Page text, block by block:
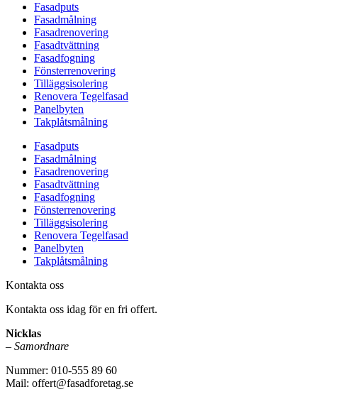
Fasadputs
Fasadmålning
Fasadrenovering
Fasadtvättning
Fasadfogning
Fönsterrenovering
Tilläggsisolering
Renovera Tegelfasad
Panelbyten
Takplåtsmålning
Fasadputs
Fasadmålning
Fasadrenovering
Fasadtvättning
Fasadfogning
Fönsterrenovering
Tilläggsisolering
Renovera Tegelfasad
Panelbyten
Takplåtsmålning
Kontakta oss
Kontakta oss idag för en fri offert.
Nicklas
– Samordnare
Nummer: 010-555 89 60
Mail: offert@fasadforetag.se